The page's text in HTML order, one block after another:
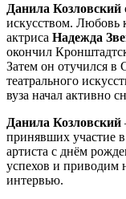
Данила Козловский
искусством. Любовь
актриса Надежда
окончил
Затем он отучился в
театрального
вуза начал активно
Данила Козловский
принявших участие
артиста с днём
успехов и приводим
интервью.